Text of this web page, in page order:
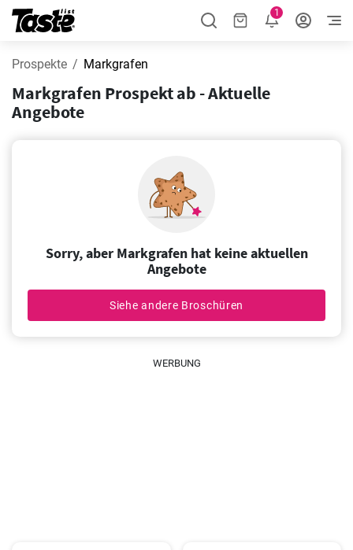
1
Prospekte Markgrafen
Markgrafen Prospekt ab - Aktuelle
Angebote
Sorry, aber Markgrafen hat keine aktuellen
Angebote
Siehe andere Broschüren
WERBUNG